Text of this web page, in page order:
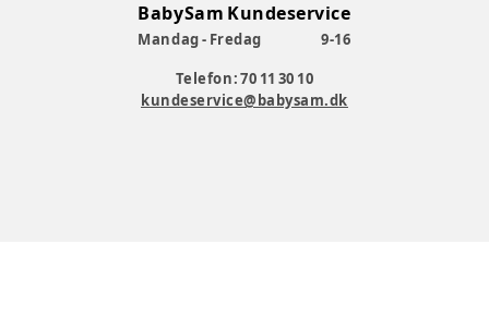
BabySam Kundeservice
Mandag - Fredag
9-16
Telefon: 70 11 30 10
kundeservice@babysam.dk